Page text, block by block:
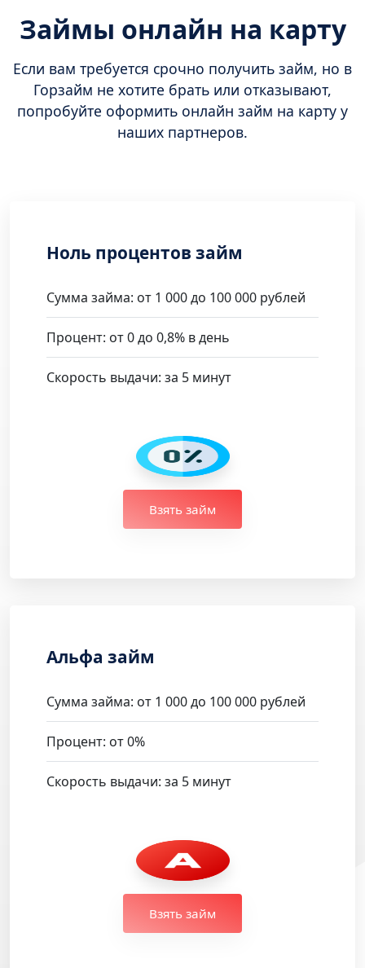
Займы онлайн на карту
Если вам требуется срочно получить займ, но в
Горзайм не хотите брать или отказывают,
попробуйте оформить онлайн займ на карту у
наших партнеров.
Ноль процентов займ
Сумма займа: от 1 000 до 100 000 рублей
Процент: от 0 до 0,8% в день
Скорость выдачи: за 5 минут
Взять займ
Альфа займ
Сумма займа: от 1 000 до 100 000 рублей
Процент: от 0%
Скорость выдачи: за 5 минут
Взять займ